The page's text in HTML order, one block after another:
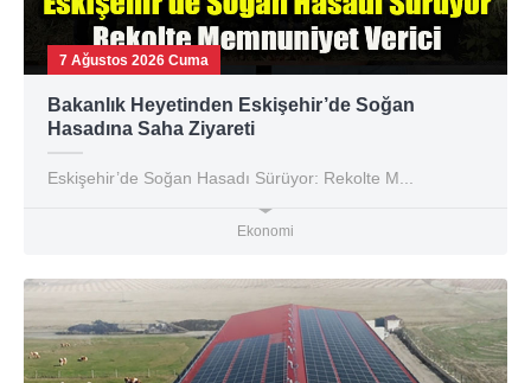
7 Ağustos 2026 Cuma
Bakanlık Heyetinden Eskişehir’de Soğan
Hasadına Saha Ziyareti
Eskişehir’de Soğan Hasadı Sürüyor: Rekolte M...
Ekonomi